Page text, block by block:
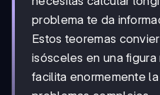
problema te da
Estos teoremas
isósceles en una
facilita enormemente